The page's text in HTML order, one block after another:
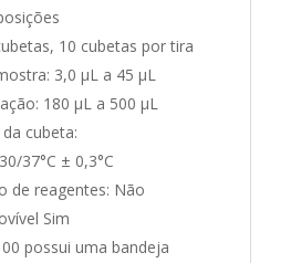
10 cubetas por tira
3,0 μL a 45 μL
180 μL a 500 μL
cubeta:
37°C ± 0,3°C
de reagentes: Não
Sim
possui uma bandeja